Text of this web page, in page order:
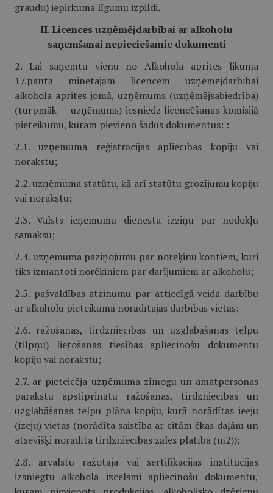
graudu) iepirkuma līgumu izpildi.
II. Licences uzņēmējdarbībai ar alkoholu
saņemšanai nepieciešamie dokumenti
2. Lai saņemtu vienu no Alkohola aprites likuma
17.pantā minētajām licencēm uzņēmējdarbībai
alkohola aprites jomā, uzņēmums (uzņēmējsabiedrība)
(turpmāk — uzņēmums) iesniedz licencēšanas komisijā
pieteikumu, kuram pievieno šādus dokumentus: :
2.1. uzņēmuma reģistrācijas apliecības kopiju vai
norakstu;
2.2. uzņēmuma statūtu, kā arī statūtu grozījumu kopiju
vai norakstu;
2.3. Valsts ieņēmumu dienesta izziņu par nodokļu
samaksu;
2.4. uzņēmuma paziņojumu par norēķinu kontiem, kuri
tiks izmantoti norēķiniem par darījumiem ar alkoholu;
2.5. pašvaldības atzinumu par attiecīgā veida darbību
ar alkoholu pieteikumā norādītajās darbības vietās;
2.6. ražošanas, tirdzniecības un uzglabāšanas telpu
(tilpņu) lietošanas tiesības apliecinošu dokumentu
kopiju vai norakstu;
2.7. ar pieteicēja uzņēmuma zīmogu un amatpersonas
parakstu apstiprinātu ražošanas, tirdzniecības un
uzglabāšanas telpu plāna kopiju, kurā norādītas ieeju
(izeju) vietas (norādīta saistība ar citām ēkas daļām un
atsevišķi norādīta tirdzniecības zāles platība (m2));
2.8. ārvalstu ražotāja vai sertifikācijas institūcijas
izsniegtu alkohola izcelsmi apliecinošu dokumentu,